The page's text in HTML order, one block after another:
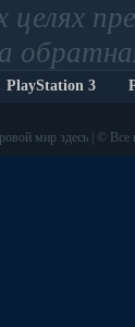
целях
PlayStation 3
мир здесь | © Все